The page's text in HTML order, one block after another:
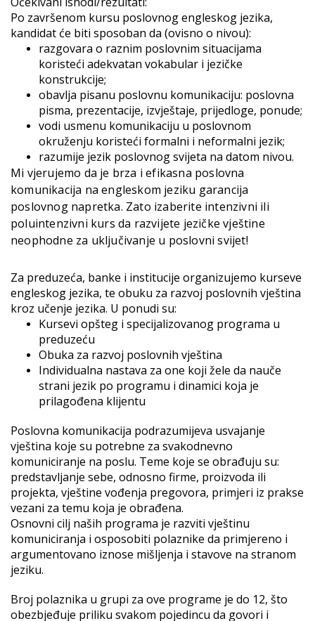
Po završenom kursu poslovnog engleskog jezika,
kandidat će biti sposoban da (ovisno o nivou):
razgovara o raznim poslovnim situacijama
koristeći adekvatan vokabular i jezičke
konstrukcije;
obavlja pisanu poslovnu komunikaciju: poslovna
pisma, prezentacije, izvještaje, prijedloge, ponude;
vodi usmenu komunikaciju u poslovnom
okruženju koristeći formalni i neformalni jezik;
razumije jezik poslovnog svijeta na datom nivou.
Mi vjerujemo da je brza i efikasna poslovna
komunikacija na engleskom jeziku garancija
poslovnog napretka. Zato izaberite intenzivni ili
poluintenzivni kurs da razvijete jezičke vještine
neophodne za uključivanje u poslovni svijet!
Za preduzeća, banke i institucije organizujemo kurseve
engleskog jezika, te obuku za razvoj poslovnih vještina
kroz učenje jezika. U ponudi su:
Kursevi opšteg i specijalizovanog programa u
preduzeću
Obuka za razvoj poslovnih vještina
Individualna nastava za one koji žele da nauče
strani jezik po programu i dinamici koja je
prilagođena klijentu
Poslovna komunikacija podrazumijeva usvajanje
vještina koje su potrebne za svakodnevno
komuniciranje na poslu. Teme koje se obrađuju su:
predstavljanje sebe, odnosno firme, proizvoda ili
projekta, vještine vođenja pregovora, primjeri iz prakse
vezani za temu koja je obrađena.
Osnovni cilj naših programa je razviti vještinu
komuniciranja i osposobiti polaznike da primjereno i
argumentovano iznose mišljenja i stavove na stranom
jeziku.
Broj polaznika u grupi za ove programe je do 12, što
obezbjeđuje priliku svakom pojedincu da govori i